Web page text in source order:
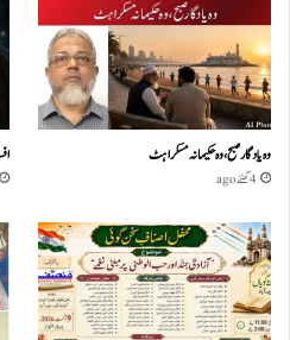
وہ یادگار صبح، وہ حکیمانہ مسکراہٹ
4 گھنٹے ago